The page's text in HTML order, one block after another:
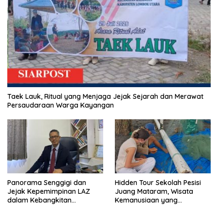
Taek Lauk, Ritual yang Menjaga Jejak Sejarah dan Merawat
Persaudaraan Warga Kayangan
Panorama Senggigi dan
Jejak Kepemimpinan LAZ
dalam Kebangkitan
Hidden Tour Sekolah Pesisi
Juang Mataram, Wisata
Kemanusiaan yang